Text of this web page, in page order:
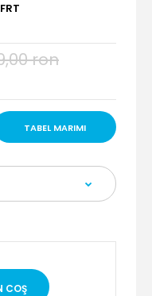
ron
TABEL MARIMI